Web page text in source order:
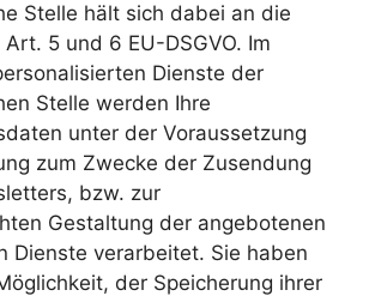
Stelle hält sich dabei an die
5 und 6 EU-DSGVO. Im
Dienste der
Stelle werden Ihre
unter der Voraussetzung
zum Zwecke der Zusendung
bzw. zur
Gestaltung der angebotenen
Dienste verarbeitet. Sie haben
der Speicherung ihrer